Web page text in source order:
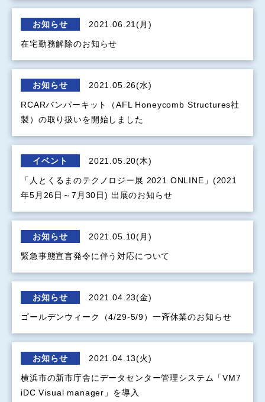
お知らせ 2021.06.21(月)
在宅勤務解除のお知らせ
お知らせ 2021.05.26(水)
RCARバンパーキット（AFL Honeycomb Structures社
製）の取り扱いを開始しました
イベント 2021.05.20(木)
「人とくるまのテクノロジー展 2021 ONLINE」(2021
年5月26日～7月30日) 出展のお知らせ
お知らせ 2021.05.10(月)
緊急事態宣言発令に伴う対応について
お知らせ 2021.04.23(金)
ゴールデンウィーク（4/29-5/9）一斉休業のお知らせ
お知らせ 2021.04.13(火)
横浜市の新市庁舎にデータセンター管理システム「VM7
iDC Visual manager」を導入